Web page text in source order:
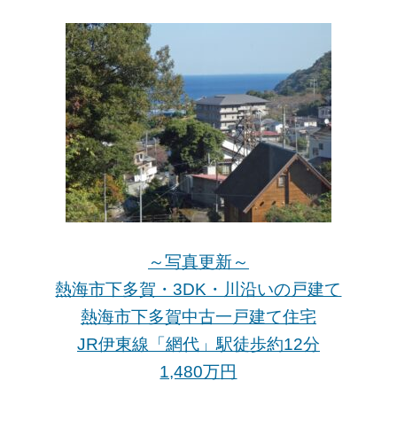
～写真更新～
熱海市下多賀・3DK・川沿いの戸建て
熱海市下多賀中古一戸建て住宅
JR伊東線「網代」駅徒歩約12分
1,480万円